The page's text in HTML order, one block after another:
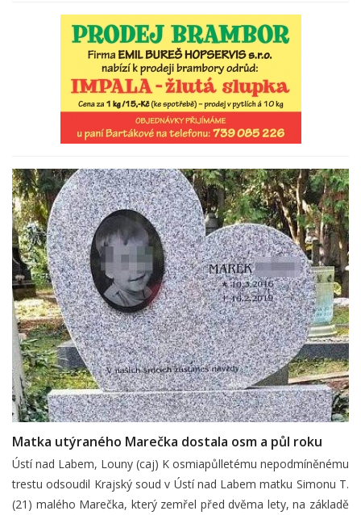
Matka utýraného Marečka dostala osm a půl roku
Ústí nad Labem, Louny (caj) K osmiapůlletému nepodmíněnému
trestu odsoudil Krajský soud v Ústí nad Labem matku Simonu T.
(21) malého Marečka, který zemřel před dvěma lety, na základě